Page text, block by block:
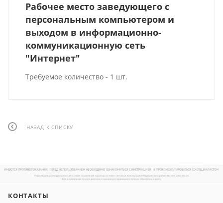
Рабочее место заведующего с
персональным компьютером и
выходом в информационно-
коммуникационную сеть
"Интернет"
Требуемое количество - 1 шт.
НАЗАД К СПИСКУ
КОНТАКТЫ